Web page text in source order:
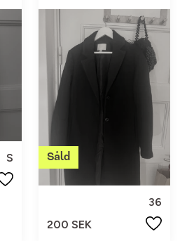
S
36
200 SEK